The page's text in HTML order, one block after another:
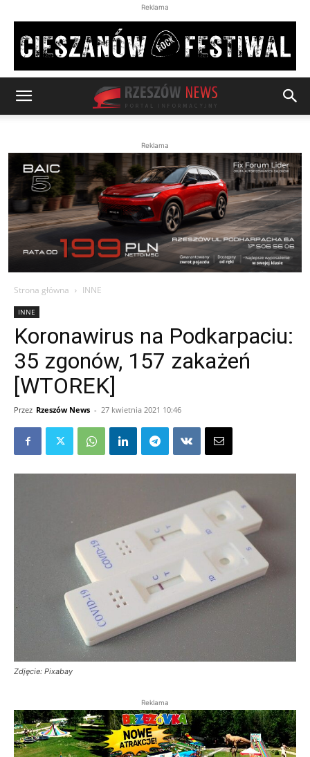
Reklama
Reklama
Strona główna INNE
INNE
Koronawirus na Podkarpaciu:
35 zgonów, 157 zakażeń
[WTOREK]
Przez Rzeszów News - 27 kwietnia 2021 10:46
Zdjęcie: Pixabay
Reklama